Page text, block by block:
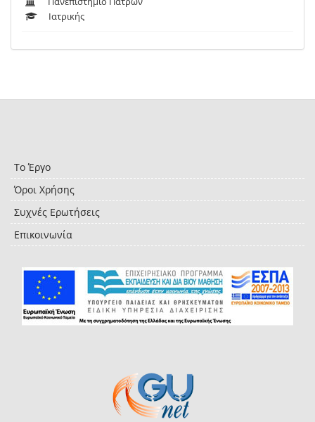
Ιατρικής
Το Έργο
Όροι Χρήσης
Συχνές Ερωτήσεις
Επικοινωνία